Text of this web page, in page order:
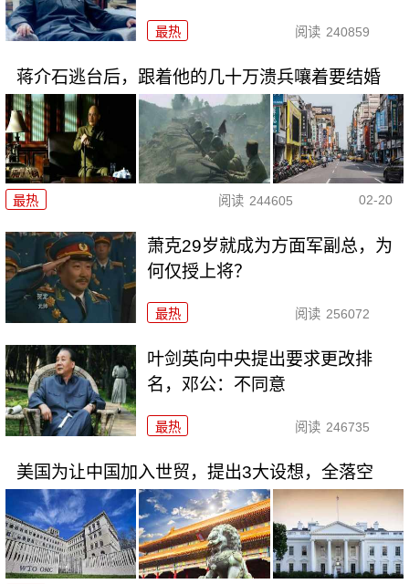
最热 阅读 240859
蒋介石逃台后，跟着他的几十万溃兵嚷着要结婚
最热 阅读 244605 02-20
萧克29岁就成为方面军副总，为
何仅授上将？
最热 阅读 256072
叶剑英向中央提出要求更改排
名，邓公：不同意
最热 阅读 246735
美国为让中国加入世贸，提出3大设想，全落空